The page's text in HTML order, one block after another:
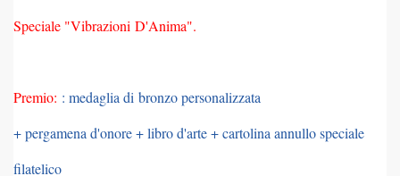
Speciale "Vibrazioni D'Anima".
Premio: : medaglia di bronzo personalizzata
+ pergamena d'onore + libro d'arte + cartolina annullo speciale
filatelico